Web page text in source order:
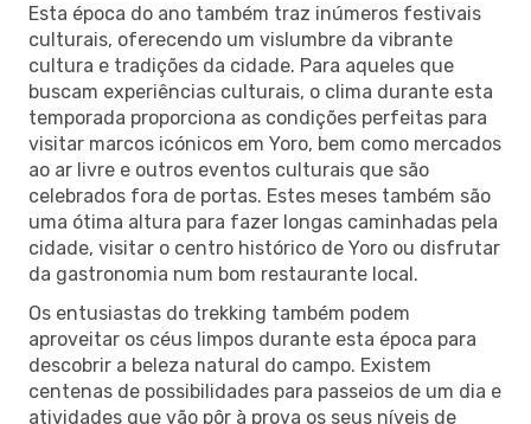
Esta época do ano também traz inúmeros festivais
culturais, oferecendo um vislumbre da vibrante
cultura e tradições da cidade. Para aqueles que
buscam experiências culturais, o clima durante esta
temporada proporciona as condições perfeitas para
visitar marcos icónicos em Yoro, bem como mercados
ao ar livre e outros eventos culturais que são
celebrados fora de portas. Estes meses também são
uma ótima altura para fazer longas caminhadas pela
cidade, visitar o centro histórico de Yoro ou disfrutar
da gastronomia num bom restaurante local.
Os entusiastas do trekking também podem
aproveitar os céus limpos durante esta época para
descobrir a beleza natural do campo. Existem
centenas de possibilidades para passeios de um dia e
atividades que vão pôr à prova os seus níveis de